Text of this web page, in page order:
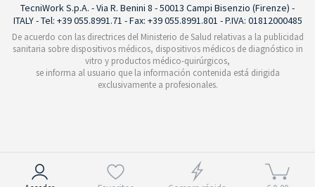
TecniWork S.p.A. - Via R. Benini 8 - 50013 Campi Bisenzio (Firenze) -
ITALY - Tel: +39 055.8991.71 - Fax: +39 055.8991.801 - P.IVA: 01812000485
De acuerdo con las directrices del Ministerio de Salud relativas a la publicidad
sanitaria sobre dispositivos médicos, dispositivos médicos de diagnóstico in
vitro y productos médico-quirúrgicos,
se informa al usuario que la información contenida está dirigida
exclusivamente a profesionales.